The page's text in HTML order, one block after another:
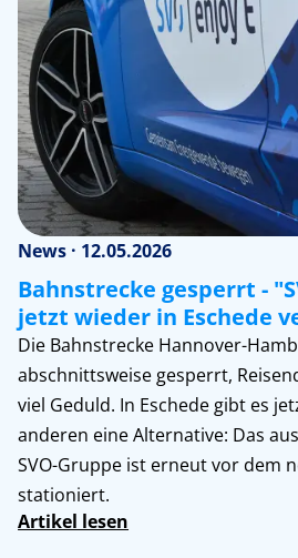
News · 12.05.2026
Bahnstrecke gesperrt -
jetzt wieder in Eschede
Die Bahnstrecke Hannover-
abschnittsweise gesperrt,
viel Geduld. In Eschede gibt es
anderen eine Alternative: Das
SVO-Gruppe ist erneut vor dem
stationiert.
Artikel lesen